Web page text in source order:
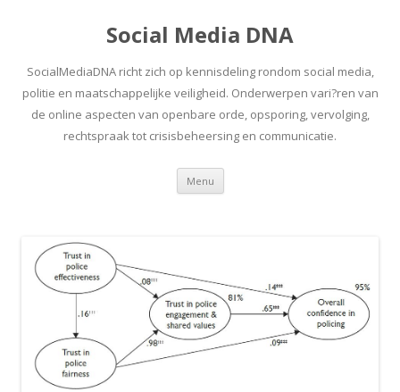
Social Media DNA
SocialMediaDNA richt zich op kennisdeling rondom social media,
politie en maatschappelijke veiligheid. Onderwerpen vari?ren van
de online aspecten van openbare orde, opsporing, vervolging,
rechtspraak tot crisisbeheersing en communicatie.
Menu Spring
inhoud